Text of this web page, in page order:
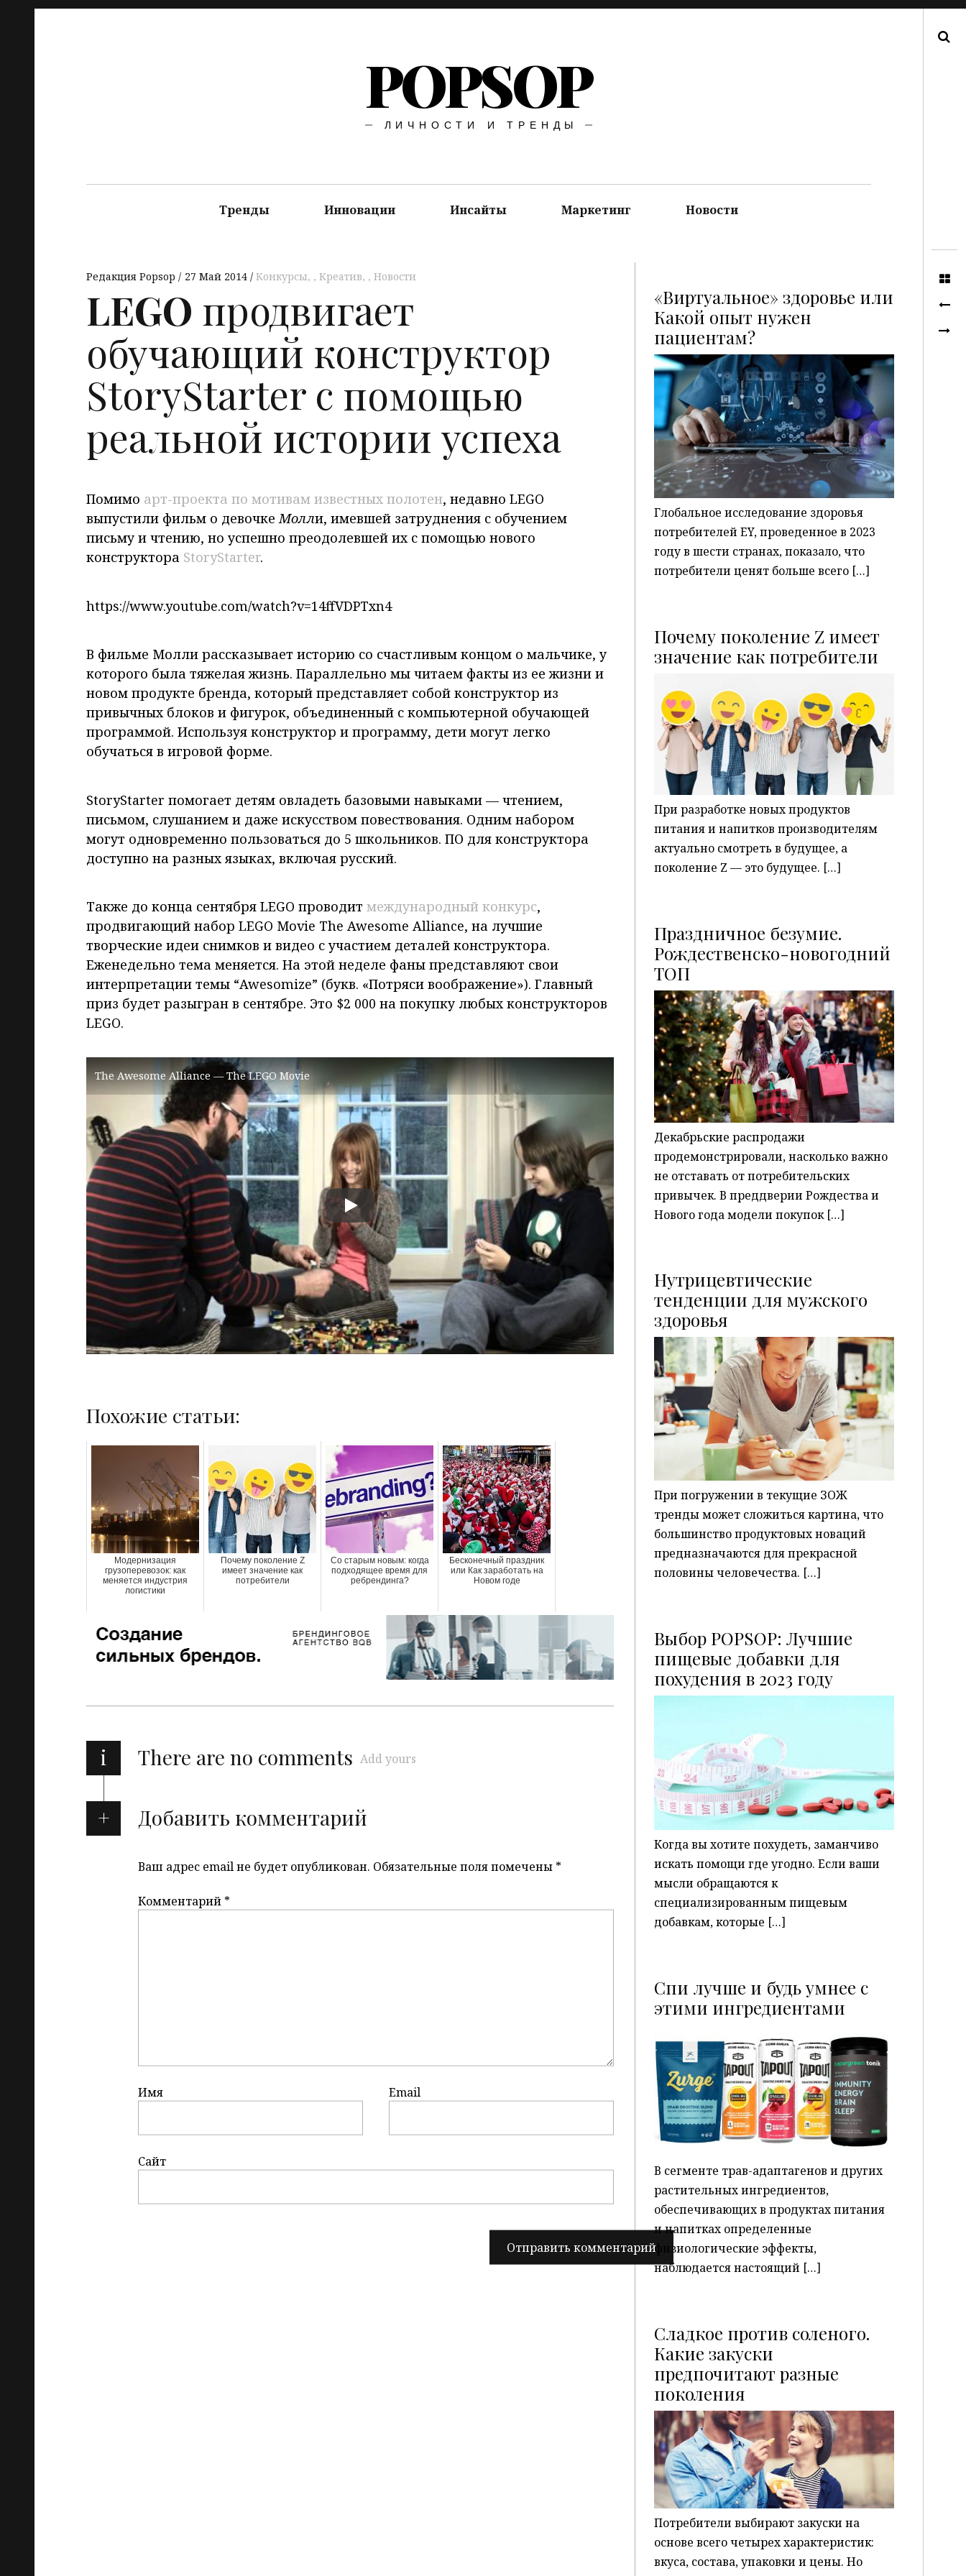
POPSOP
ЛИЧНОСТИ И ТРЕНДЫ
Тренды Инновации Инсайты Маркетинг Новости
Редакция Popsop 27 Май 2014 Конкурсы, Креатив, Новости
LEGO продвигает
обучающий конструктор
StoryStarter c помощью
реальной истории успеха
Помимо арт-проекта по мотивам известных полотен, недавно LEGO
выпустили фильм о девочкеМолли, имевшей затруднения с обучением
письму и чтению, но успешно преодолевшей их с помощью нового
конструктора StoryStarter.
https://www.youtube.com/watch?v=14ffVDPTxn4
В фильме Молли рассказывает историю со счастливым концом о мальчике, у
которого была тяжелая жизнь. Параллельно мы читаем факты из ее жизни и
новом продукте бренда, который представляет собой конструктор из
привычных блоков и фигурок, объединенный с компьютерной обучающей
программой. Используя конструктор и программу, дети могут легко
обучаться в игровой форме.
StoryStarter помогает детям овладеть базовыми навыками — чтением,
письмом, слушанием и даже искусством повествования. Одним набором
могут одновременно пользоваться до 5 школьников. ПО для конструктора
доступно на разных языках, включая русский.
Также до конца сентября LEGO проводит международный конкурс,
продвигающий набор LEGO Movie The Awesome Alliance, на лучшие
творческие идеи снимков и видео с участием деталей конструктора.
Еженедельно тема меняется. На этой неделе фаны представляют свои
интерпретации темы “Awesomize” (букв. «Потряси воображение»). Главный
приз будет разыгран в сентябре. Это $2 000 на покупку любых конструкторов
LEGO.
The Awesome Alliance — The LEGO Movie
Похожие статьи:
Модернизация
грузоперевозок: как
меняется индустрия
логистики
Почему поколение Z
имеет значение как
потребители
Со старым новым: когда
подходящее время для
ребрендинга?
Бесконечный праздник
или Как заработать на
Новом годе
i There are no comments Add yours
Добавить комментарий
Ваш адрес email не будет опубликован. Обязательные поля помечены *
Комментарий *
Имя Email
Сайт
«Виртуальное» здоровье или
Какой опыт нужен
пациентам?P
Глобальное исследование здоровья
потребителей EY, проведенное в 2023
году в шести странах, показало, что
потребители ценят больше всего […]
Почему поколение Z имеет
значение как потребители
P
При разработке новых продуктов
питания и напитков производителям
актуально смотреть в будущее, а
поколение Z — это будущее. […]
Праздничное безумие.
Рождественско-новогодний
ТОП
P
Декабрьские распродажи
продемонстрировали, насколько важно
не отставать от потребительских
привычек. В преддверии Рождества и
Нового года модели покупок […]
Нутрицевтические
тенденции для мужского
здоровья P
При погружении в текущие ЗОЖ
тренды может сложиться картина, что
большинство продуктовых новаций
предназначаются для прекрасной
половины человечества. […]
Выбор POPSOP: Лучшие
пищевые добавки для
похудения в 2023 году
P
Когда вы хотите похудеть, заманчиво
искать помощи где угодно. Если ваши
мысли обращаются к
специализированным пищевым
добавкам, которые […]
Спи лучше и будь умнее с
этими ингредиентами
P
В сегменте трав-адаптагенов и других
растительных ингредиентов,
обеспечивающих в продуктах питания
и напитках определенные
физиологические эффекты,
наблюдается настоящий […]
Сладкое против соленого.
Какие закуски
предпочитают разные
поколенияP
Потребители выбирают закуски на
основе всего четырех характеристик:
вкуса, состава, упаковки и цены. Но